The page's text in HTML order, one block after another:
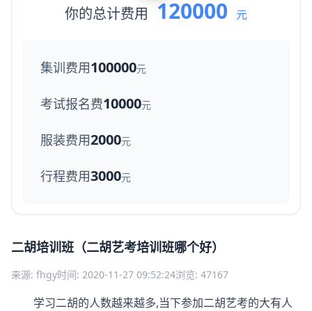
你的总计费用 120000 元
集训费用100000元
考试报名费10000元
服装费用2000元
行程费用3000元
二胡培训班（二胡艺考培训班哪个好）
来源: fhgy时间: 2020-11-27 09:52:24浏览: 47167
学习二胡的人数越来越多,当下参加二胡艺考的大有人